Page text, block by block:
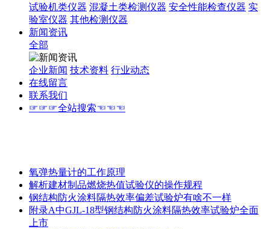
试验机类仪器 混凝土类检测仪器 安全性能检查仪器 实
验室仪器 其他检测仪器
新闻资讯
全部
企业新闻 技术资料 行业动态
在线留言
联系我们
☞☞☞全站搜索☜☜☜
氧弹热量计的工作原理
解析建材制品燃烧热值试验仪的操作规程
钢结构防火涂料隔热效率偏差试验炉有啥不一样
附录A中GJL-18型钢结构防火涂料隔热效率试验炉全面
上市